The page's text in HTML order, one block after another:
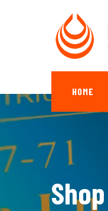
HOME
Shop